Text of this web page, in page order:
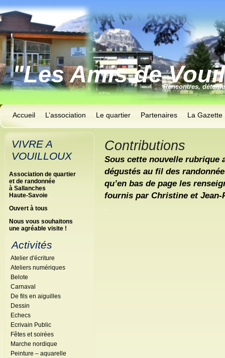
"Les Amis deRencontres,
Accueil L’association Le quartier Partenaires La Gazette
VIVRE A
VOUILLOUX
Association de quartier
et de randonnée
à Sallanches
Haute-Savoie
Ouvert à tous
Nous vous souhaitons
une agréable visite !
Activités
Atelier d'écriture
Ateliers numériques
Belote
Carnaval
De fils en aiguilles
Dessin
Echecs
Ecrivain Public
Fêtes et soirées
Marche nordique
Peinture – aquarelle
Contributions
Sous cette nouvelle rubrique
dégustés au fil des
qu’en bas de page les
fournis par Christine et
.